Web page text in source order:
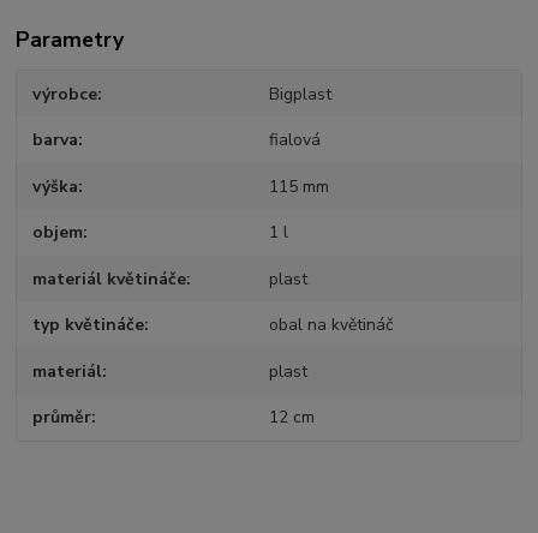
Parametry
výrobce Bigplast
barva fialová
výška 115 mm
objem 1 l
materiál květináče plast
typ květináče obal na květináč
materiál plast
průměr 12 cm